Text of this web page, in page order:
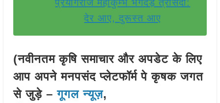
प्रयागराज महाकुम्भ भगदड़ त्रासदी:
देर आए, दुरूस्त आए
(नवीनतम कृषि समाचार और अपडेट के लिए
आप अपने मनपसंद प्लेटफॉर्म पे कृषक जगत
से जुड़े – गूगल न्यूज़,